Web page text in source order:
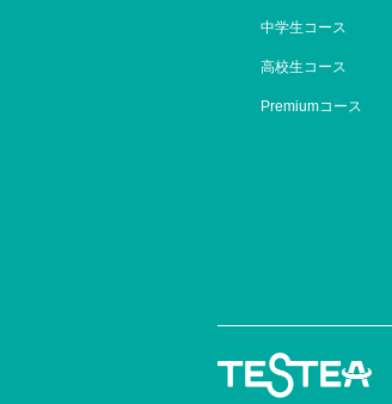
中学生コース
高校生コース
Premiumコース